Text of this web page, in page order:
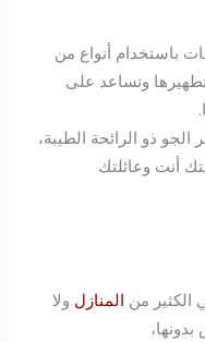
باستخدام أنواع من
وتساعد على
ذو الرائحة الطيبة،
أنت وعائلتك
الكثير من المنازل ولا